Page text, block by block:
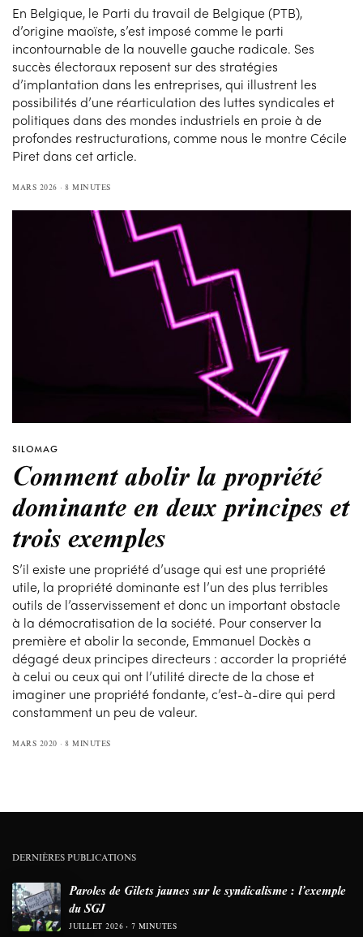
En Belgique, le Parti du travail de Belgique (PTB),
d’origine maoïste, s’est imposé comme le parti
incontournable de la nouvelle gauche radicale. Ses
succès électoraux reposent sur des stratégies
d’implantation dans les entreprises, qui illustrent les
possibilités d’une réarticulation des luttes syndicales et
politiques dans des mondes industriels en proie à de
profondes restructurations, comme nous le montre Cécile
Piret dans cet article.
MARS 2026 8 MINUTES
SILOMAG
Comment abolir la propriété
dominante en deux principes et
trois exemples
S’il existe une propriété d’usage qui est une propriété
utile, la propriété dominante est l’un des plus terribles
outils de l’asservissement et donc un important obstacle
à la démocratisation de la société. Pour conserver la
première et abolir la seconde, Emmanuel Dockès a
dégagé deux principes directeurs : accorder la propriété
à celui ou ceux qui ont l’utilité directe de la chose et
imaginer une propriété fondante, c’est-à-dire qui perd
constamment un peu de valeur.
MARS 2020 8 MINUTES
DERNIÈRES PUBLICATIONS
Paroles de Gilets jaunes sur le syndicalisme : l’exemple
du SGJ
JUILLET 2026 7 MINUTES